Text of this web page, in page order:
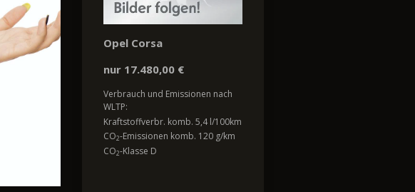
Opel Corsa
nur 17.480,00 €
Verbrauch und Emissionen nach
WLTP:
Kraftstoffverbr. komb. 5,4 l/100km
CO2-Emissionen komb. 120 g/km
CO2-Klasse D